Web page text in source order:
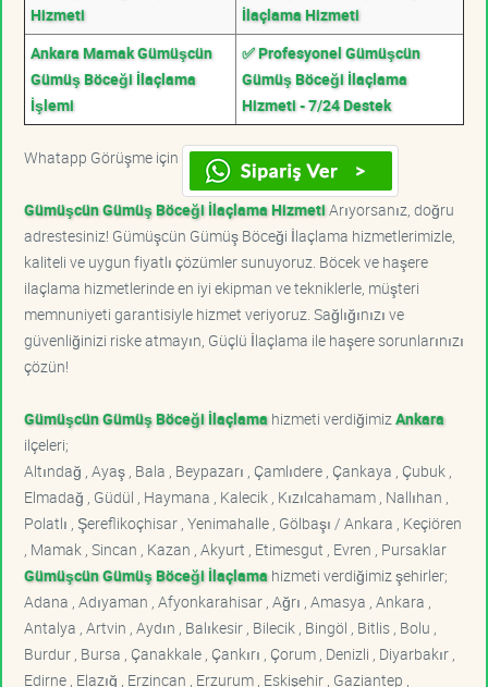
Hizmeti
İlaçlama Hizmeti
Ankara Mamak Gümüşcün
Gümüş Böceği İlaçlama
İşlemi
✅ Profesyonel Gümüşcün
Gümüş Böceği İlaçlama
Hizmeti - 7/24 Destek
Whatapp Görüşme için
Gümüşcün Gümüş Böceği İlaçlama HizmetiArıyorsanız, doğru
adrestesiniz! Gümüşcün Gümüş Böceği İlaçlama hizmetlerimizle,
kaliteli ve uygun fiyatlı çözümler sunuyoruz. Böcek ve haşere
ilaçlama hizmetlerinde en iyi ekipman ve tekniklerle, müşteri
memnuniyeti garantisiyle hizmet veriyoruz. Sağlığınızı ve
güvenliğinizi riske atmayın, Güçlü İlaçlama ile haşere sorunlarınızı
çözün!
Gümüşcün Gümüş Böceği İlaçlama hizmeti verdiğimiz Ankara
ilçeleri;
Altındağ , Ayaş , Bala , Beypazarı , Çamlıdere , Çankaya , Çubuk ,
Elmadağ , Güdül , Haymana , Kalecik , Kızılcahamam , Nallıhan ,
Polatlı , Şereflikoçhisar , Yenimahalle , Gölbaşı / Ankara , Keçiören
, Mamak , Sincan , Kazan , Akyurt , Etimesgut , Evren , Pursaklar
Gümüşcün Gümüş Böceği İlaçlama hizmeti verdiğimiz şehirler;
Adana , Adıyaman , Afyonkarahisar , Ağrı , Amasya , Ankara ,
Antalya , Artvin , Aydın , Balıkesir , Bilecik , Bingöl , Bitlis , Bolu ,
Burdur , Bursa , Çanakkale , Çankırı , Çorum , Denizli , Diyarbakır ,
Edirne , Elazığ , Erzincan , Erzurum , Eskişehir , Gaziantep ,